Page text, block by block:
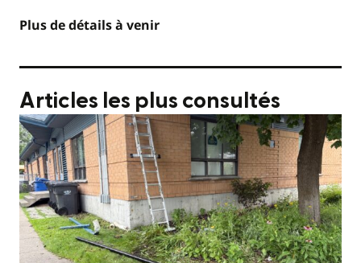
Plus de détails à venir
Articles les plus consultés